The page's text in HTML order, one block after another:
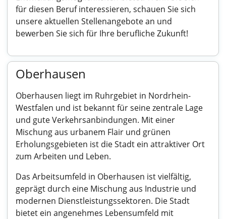
für diesen Beruf interessieren, schauen Sie sich
unsere aktuellen Stellenangebote an und
bewerben Sie sich für Ihre berufliche Zukunft!
Oberhausen
Oberhausen liegt im Ruhrgebiet in Nordrhein-
Westfalen und ist bekannt für seine zentrale Lage
und gute Verkehrsanbindungen. Mit einer
Mischung aus urbanem Flair und grünen
Erholungsgebieten ist die Stadt ein attraktiver Ort
zum Arbeiten und Leben.
Das Arbeitsumfeld in Oberhausen ist vielfältig,
geprägt durch eine Mischung aus Industrie und
modernen Dienstleistungssektoren. Die Stadt
bietet ein angenehmes Lebensumfeld mit